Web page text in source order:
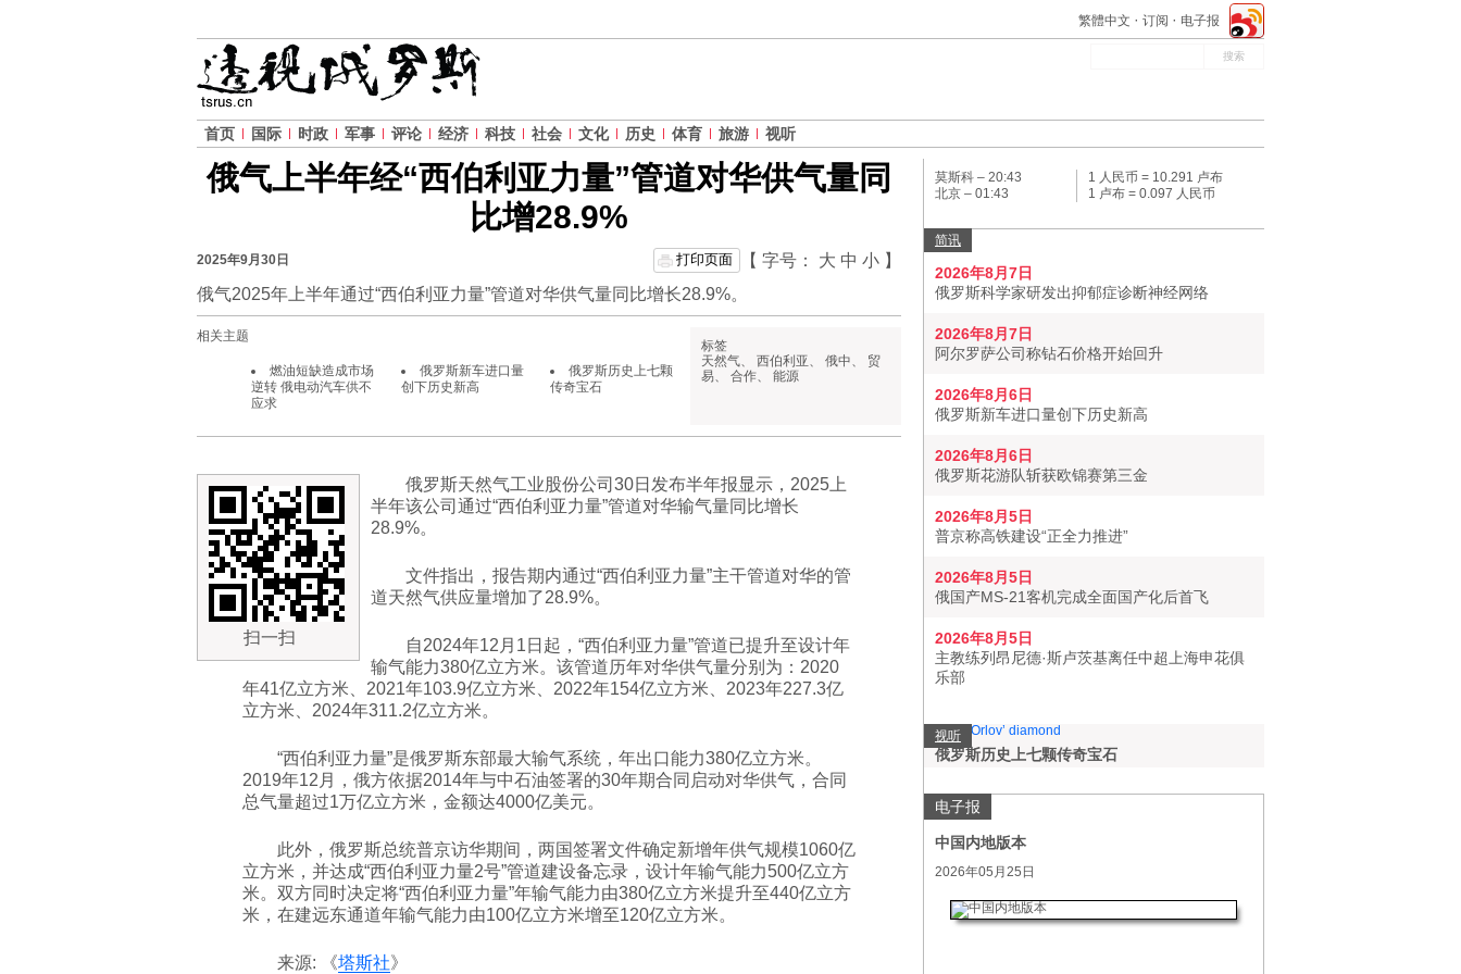
繁體中文 订阅 电子报
首页 国际 时政 军事 评论 经济 科技 社会 文化 历史 体育 旅游 视听
俄气上半年经“西伯利亚力量”管道对华供气量同
比增28.9%
2025年9月30日 【 字号： 大 中 小 】
打印页面
俄气2025年上半年通过“西伯利亚力量”管道对华供气量同比增长28.9%。
相关主题
燃油短缺造成市场
逆转 俄电动汽车供不
应求
俄罗斯新车进口量
创下历史新高
俄罗斯历史上七颗
传奇宝石
标签
天然气、 西伯利亚、 俄中、
贸
易、 合作、 能源
扫一扫
俄罗斯天然气工业股份公司30日发布半年报显示，2025上
半年该公司通过“西伯利亚力量”管道对华输气量同比增长
28.9%。
文件指出，报告期内通过“西伯利亚力量”主干管道对华的管
道天然气供应量增加了28.9%。
自2024年12月1日起，“西伯利亚力量”管道已提升至设计年
输气能力380亿立方米。该管道历年对华供气量分别为：2020
年41亿立方米、2021年103.9亿立方米、2022年154亿立方米、2023年227.3亿
立方米、2024年311.2亿立方米。
“西伯利亚力量”是俄罗斯东部最大输气系统，年出口能力380亿立方米。
2019年12月，俄方依据2014年与中石油签署的30年期合同启动对华供气，合同
总气量超过1万亿立方米，金额达4000亿美元。
此外，俄罗斯总统普京访华期间，两国签署文件确定新增年供气规模1060亿
立方米，并达成“西伯利亚力量2号”管道建设备忘录，设计年输气能力500亿立方
米。双方同时决定将“西伯利亚力量”年输气能力由380亿立方米提升至440亿立方
米，在建远东通道年输气能力由100亿立方米增至120亿立方米。
来源: 《塔斯社》
莫斯科 – 20:43
北京 – 01:43
1 人民币 = 10.291 卢布
1 卢布 = 0.097 人民币
简讯
2026年8月7日
俄罗斯科学家研发出抑郁症诊断神经网络
2026年8月7日
阿尔罗萨公司称钻石价格开始回升
2026年8月6日
俄罗斯新车进口量创下历史新高
2026年8月6日
俄罗斯花游队斩获欧锦赛第三金
2026年8月5日
普京称高铁建设“正全力推进”
2026年8月5日
俄国产MS-21客机完成全面国产化后首飞
2026年8月5日
主教练列昂尼德·斯卢茨基离任中超上海申花俱
乐部
视听
俄罗斯历史上七颗传奇宝石
电子报
中国内地版本
2026年05月25日